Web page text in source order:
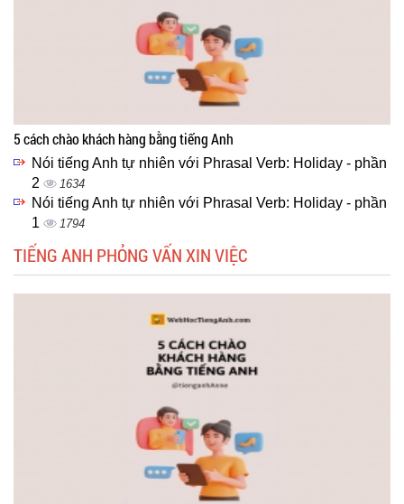
5 cách chào khách hàng bằng tiếng Anh
Nói tiếng Anh tự nhiên với Phrasal Verb: Holiday - phần
2
1634
Nói tiếng Anh tự nhiên với Phrasal Verb: Holiday - phần
1
1794
TIẾNG ANH PHỎNG VẤN XIN VIỆC